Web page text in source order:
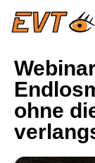
springen
ohne